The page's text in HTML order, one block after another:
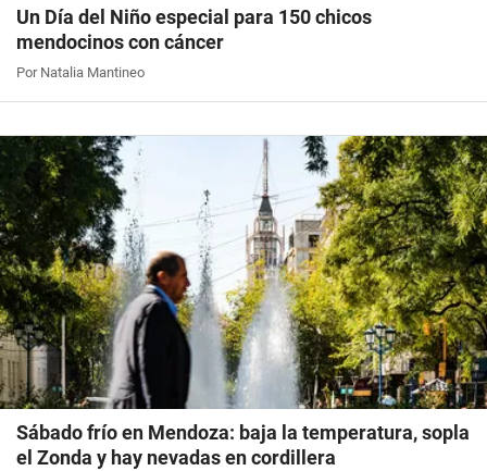
Un Día del Niño especial para 150 chicos
mendocinos con cáncer
Por Natalia Mantineo
Sábado frío en Mendoza: baja la temperatura, sopla
el Zonda y hay nevadas en cordillera